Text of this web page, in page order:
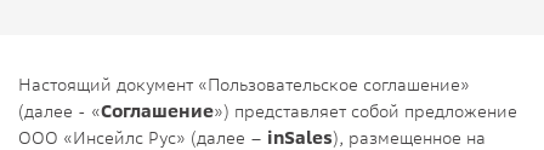
Настоящий документ «Пользовательское соглашение»
(далее - «Соглашение») представляет собой предложение
ООО «Инсейлс Рус» (далее – inSales), размещенное на